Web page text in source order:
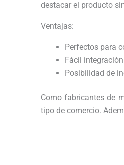
destacar el producto
Ventajas:
Perfectos para
Fácil
Posibilidad de
Como fabricantes de
tipo de comercio.